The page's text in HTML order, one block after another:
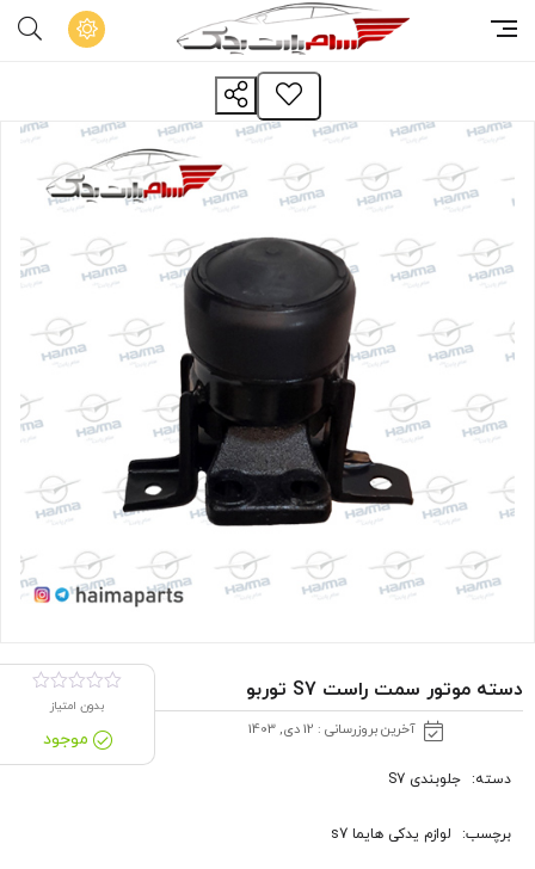
دسته موتور سمت راست S7 توربو
آخرین بروزرسانی : 12 دی, 1403
بدون امتیاز
موجود
دسته: جلوبندی S7
برچسب: لوازم یدکی هایما s7